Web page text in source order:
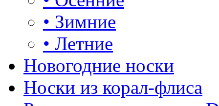
• Зимние
• Летние
Новогодние носки
Носки из корал-флиса